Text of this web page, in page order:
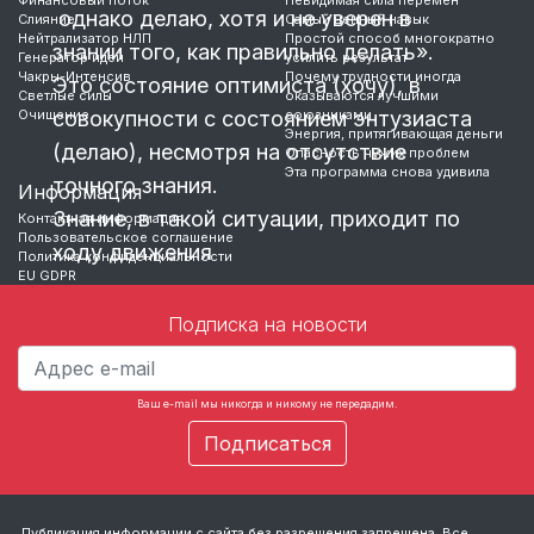
однако делаю, хотя и не уверен в
знании того, как правильно делать».
Это состояние оптимиста (хочу), в
совокупности с состоянием энтузиаста
(делаю), несмотря на отсутствие
точного знания.
Знание, в такой ситуации, приходит по
ходу движения
Слияние
Нейтрализатор НЛП
Генератор идей
Чакры-Интенсив
Светлые силы
Очищение
Самый ценный навык
Простой способ многократно
усилить результат
Почему трудности иногда
оказываются лучшими
союзниками
Энергия, притягивающая деньги
Опасность чужих проблем
Эта программа снова удивила
Информация
Контактная информация
Пользовательское соглашение
Политика конфиденциальности
EU GDPR
Подписка на новости
Ваш e-mail мы никогда и никому не передадим.